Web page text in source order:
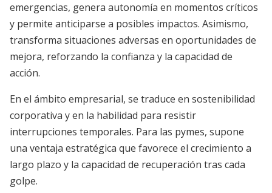
emergencias, genera autonomía en momentos críticos
y permite anticiparse a posibles impactos. Asimismo,
transforma situaciones adversas en oportunidades de
mejora, reforzando la confianza y la capacidad de
acción.
En el ámbito empresarial, se traduce en sostenibilidad
corporativa y en la habilidad para resistir
interrupciones temporales. Para las pymes, supone
una ventaja estratégica que favorece el crecimiento a
largo plazo y la capacidad de recuperación tras cada
golpe.